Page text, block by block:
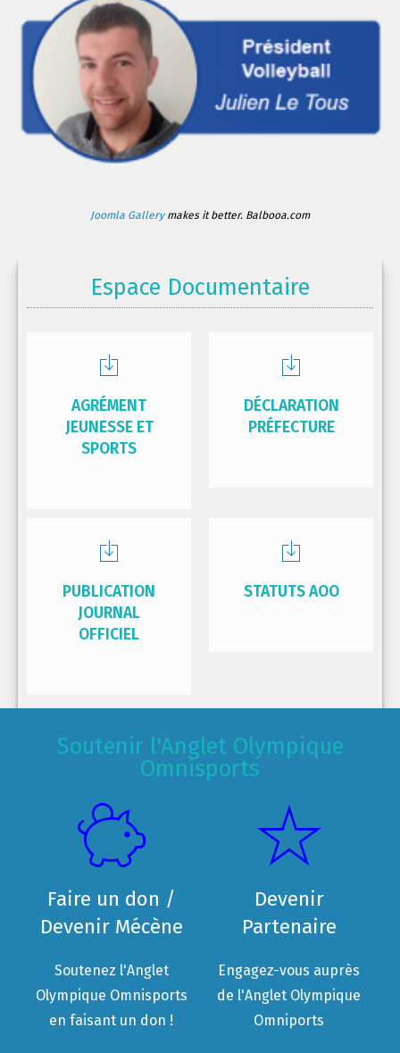
Joomla Gallerymakes it better. Balbooa.com
Espace Documentaire
AGRÉMENT
JEUNESSE ET
SPORTS
DÉCLARATION
PRÉFECTURE
PUBLICATION
JOURNAL
OFFICIEL
STATUTS AOO
Soutenir l'Anglet Olympique
Omnisports
Faire un don /
Devenir Mécène
Soutenez l'Anglet
Olympique Omnisports
en faisant un don !
Devenir
Partenaire
Engagez-vous auprès
de l'Anglet Olympique
Omniports